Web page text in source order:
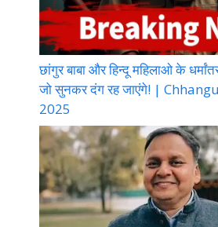
छांगुर बाबा और हिन्दू महिलाओ के
जो सुनकर दंग रह जाएंगे! |
2025